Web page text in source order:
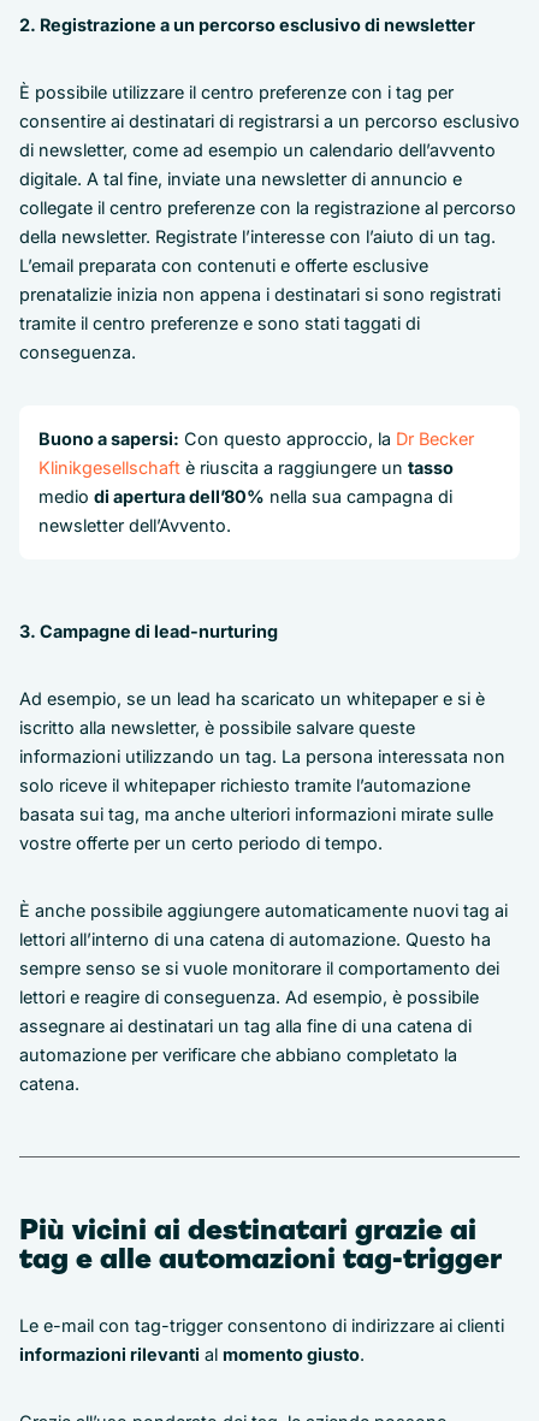
2. Registrazione a un percorso esclusivo di newsletter
È possibile utilizzare il centro preferenze con i tag per
consentire ai destinatari di registrarsi a un percorso esclusivo
di newsletter, come ad esempio un calendario dell’avvento
digitale. A tal fine, inviate una newsletter di annuncio e
collegate il centro preferenze con la registrazione al percorso
della newsletter. Registrate l’interesse con l’aiuto di un tag.
L’email preparata con contenuti e offerte esclusive
prenatalizie inizia non appena i destinatari si sono registrati
tramite il centro preferenze e sono stati taggati di
conseguenza.
Buono a sapersi: Con questo approccio, la Dr Becker
Klinikgesellschaft è riuscita a raggiungere un tasso
medio di apertura dell’80% nella sua campagna di
newsletter dell’Avvento.
3. Campagne di lead-nurturing
Ad esempio, se un lead ha scaricato un whitepaper e si è
iscritto alla newsletter, è possibile salvare queste
informazioni utilizzando un tag. La persona interessata non
solo riceve il whitepaper richiesto tramite l’automazione
basata sui tag, ma anche ulteriori informazioni mirate sulle
vostre offerte per un certo periodo di tempo.
È anche possibile aggiungere automaticamente nuovi tag ai
lettori all’interno di una catena di automazione. Questo ha
sempre senso se si vuole monitorare il comportamento dei
lettori e reagire di conseguenza. Ad esempio, è possibile
assegnare ai destinatari un tag alla fine di una catena di
automazione per verificare che abbiano completato la
catena.
Più vicini ai destinatari grazie ai
tag e alle automazioni tag-trigger
Le e-mail con tag-trigger consentono di indirizzare ai clienti
informazioni rilevanti al momento giusto.